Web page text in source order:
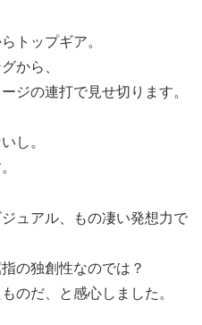
トップギア。
から、
ジの連打で見せ切ります。
し。
ュアル、もの凄い発想力で
の独創性なのでは？
のだ、と感心しました。